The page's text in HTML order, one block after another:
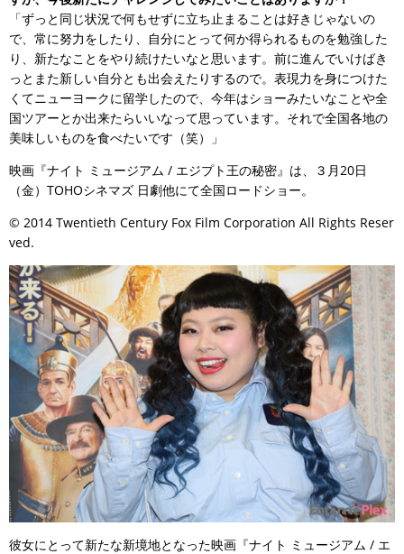
「ずっと同じ状況で何もせずに立ち止まることは好きじゃないの
で、常に努力をしたり、自分にとって何か得られるものを勉強した
り、新たなことをやり続けたいなと思います。前に進んでいけばき
っとまた新しい自分とも出会えたりするので。表現力を身につけた
くてニューヨークに留学したので、今年はショーみたいなことや全
国ツアーとか出来たらいいなって思っています。それで全国各地の
美味しいものを食べたいです（笑）」
映画『ナイト ミュージアム / エジプト王の秘密』は、３月20日
（金）TOHOシネマズ 日劇他にて全国ロードショー。
© 2014 Twentieth Century Fox Film Corporation All Rights Reser
ved.
彼女にとって新たな新境地となった映画『ナイト ミュージアム / エ